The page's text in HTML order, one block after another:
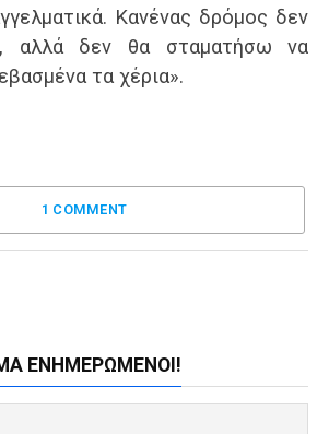
Κανένας δρόμος δεν
αλλά δεν θα σταματήσω να
τα χέρια».
1 COMMENT
ΕΝΗΜΕΡΏΜΕΝΟΙ!